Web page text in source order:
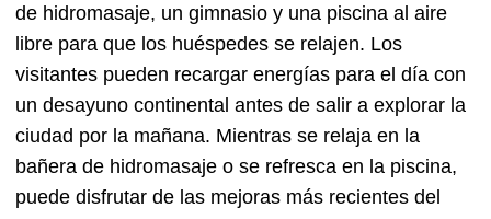
de hidromasaje, un gimnasio y una piscina al aire
libre para que los huéspedes se relajen. Los
visitantes pueden recargar energías para el día con
un desayuno continental antes de salir a explorar la
ciudad por la mañana. Mientras se relaja en la
bañera de hidromasaje o se refresca en la piscina,
puede disfrutar de las mejoras más recientes del